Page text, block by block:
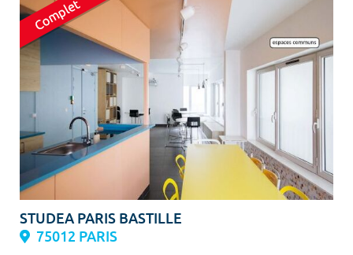
STUDEA PARIS BASTILLE
75012 PARIS